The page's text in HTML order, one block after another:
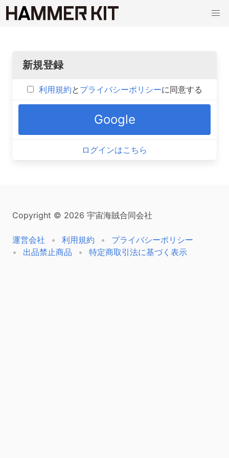
新規登録
利用規約と プライバシーポリシーに同意する
Google
ログインはこちら
Copyright © 2026 宇宙海賊合同会社
運営会社 利用規約
プライバシーポリシー
出品禁止商品
特定商取引法に基づく表示